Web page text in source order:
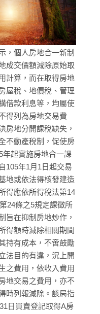
，個人房地合一新制
成交價額減除原始取
計算，而在取得房地
屋稅、地價稅、管理
借款利息等，均屬使
得列為房地交易費
房地分開課稅缺失，
不動產稅制，促使房
年起實施房地合一課
105年1月1日起交易
地或依法得核發建造
得應依所得稅法第14
24條之5規定課徵所
旨在抑制房地炒作，
得額時減除相關期間
持有成本，不啻鼓勵
法目的有違，況上開
之費用，依收入費用
地交易之費用，亦不
時列報減除。該局指
日買賣登記取得A房